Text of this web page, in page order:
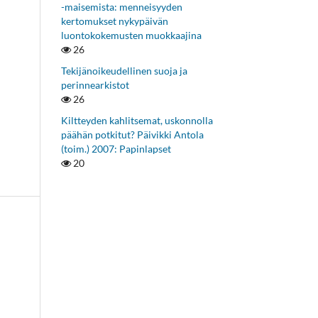
-maisemista: menneisyyden
kertomukset nykypäivän
luontokokemusten muokkaajina
26
Tekijänoikeudellinen suoja ja
perinnearkistot
26
Kiltteyden kahlitsemat, uskonnolla
päähän potkitut? Päivikki Antola
(toim.) 2007: Papinlapset
20